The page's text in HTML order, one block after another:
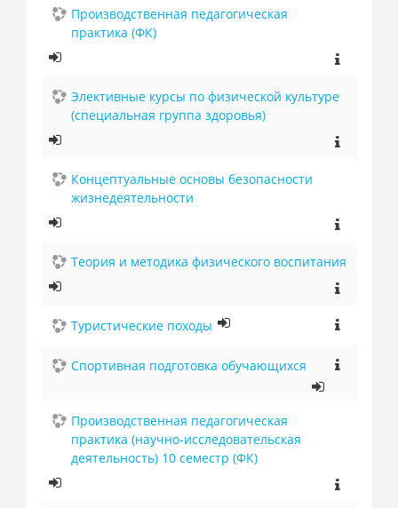
Производственная педагогическая
практика (ФК)
Элективные курсы по физической культуре
(специальная группа здоровья)
Концептуальные основы безопасности
жизнедеятельности
Теория и методика физического воспитания
Туристические походы
Спортивная подготовка обучающихся
Производственная педагогическая
практика (научно-исследовательская
деятельность) 10 семестр (ФК)